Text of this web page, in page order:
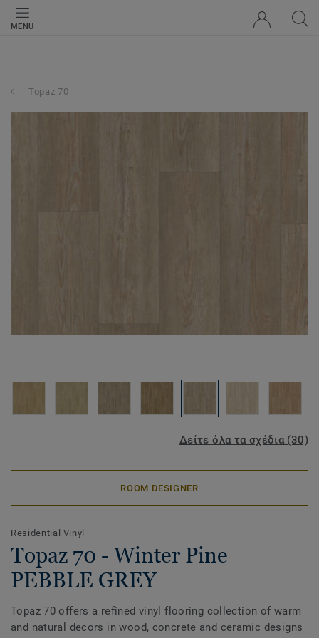
MENU
Topaz 70
Δείτε όλα τα σχέδια (30)
ROOM DESIGNER
Residential Vinyl
Topaz 70 - Winter Pine
PEBBLE GREY
Topaz 70 offers a refined vinyl flooring collection of warm
and natural decors in wood, concrete and ceramic designs